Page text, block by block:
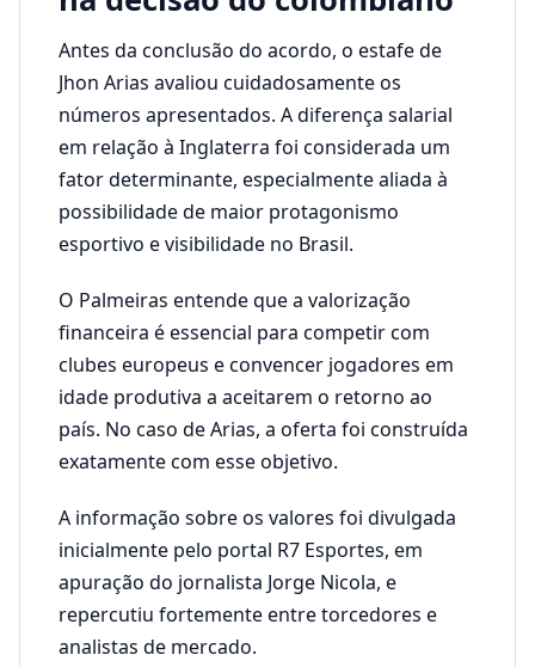
Antes da conclusão do acordo, o estafe de
Jhon Arias avaliou cuidadosamente os
números apresentados. A diferença salarial
em relação à Inglaterra foi considerada um
fator determinante, especialmente aliada à
possibilidade de maior protagonismo
esportivo e visibilidade no Brasil.
O Palmeiras entende que a valorização
financeira é essencial para competir com
clubes europeus e convencer jogadores em
idade produtiva a aceitarem o retorno ao
país. No caso de Arias, a oferta foi construída
exatamente com esse objetivo.
A informação sobre os valores foi divulgada
inicialmente pelo portal R7 Esportes, em
apuração do jornalista Jorge Nicola, e
repercutiu fortemente entre torcedores e
analistas de mercado.